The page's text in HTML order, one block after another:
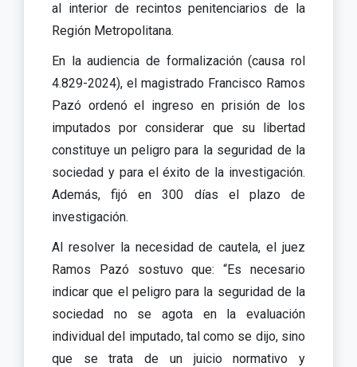
al interior de recintos penitenciarios de la
Región Metropolitana.
En la audiencia de formalización (causa rol
4.829-2024), el magistrado Francisco Ramos
Pazó ordenó el ingreso en prisión de los
imputados por considerar que su libertad
constituye un peligro para la seguridad de la
sociedad y para el éxito de la investigación.
Además, fijó en 300 días el plazo de
investigación.
Al resolver la necesidad de cautela, el juez
Ramos Pazó sostuvo que: “Es necesario
indicar que el peligro para la seguridad de la
sociedad no se agota en la evaluación
individual del imputado, tal como se dijo, sino
que se trata de un juicio normativo y